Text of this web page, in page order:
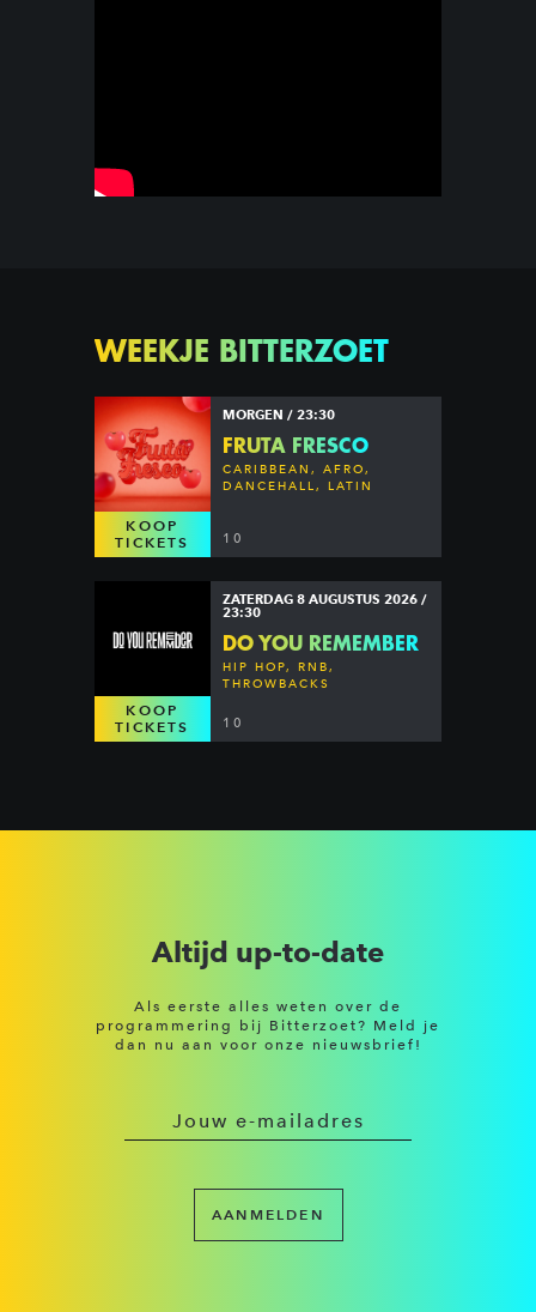
WEEKJE BITTERZOET
KOOP
TICKETS
MORGEN / 23:30
FRUTA FRESCO
CARIBBEAN, AFRO,
DANCEHALL, LATIN
10
KOOP
TICKETS
ZATERDAG 8 AUGUSTUS 2026 /
23:30
DO YOU REMEMBER
HIP HOP, RNB,
THROWBACKS
10
Altijd up-to-date
Als eerste alles weten over de
programmering bij Bitterzoet? Meld je
dan nu aan voor onze nieuwsbrief!
AANMELDEN